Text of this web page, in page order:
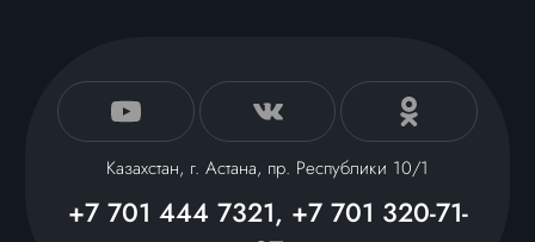
Казахстан, г. Астана, пр. Республики 10/1
+7 701 444 7321, +7 701 320-71-